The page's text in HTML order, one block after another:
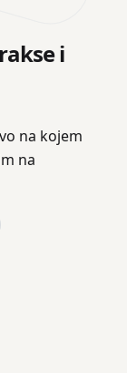
i
na kojem
na